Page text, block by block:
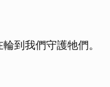
到我們守護牠們。